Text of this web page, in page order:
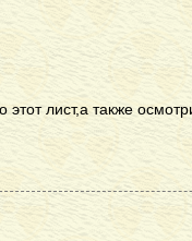
лист,а также